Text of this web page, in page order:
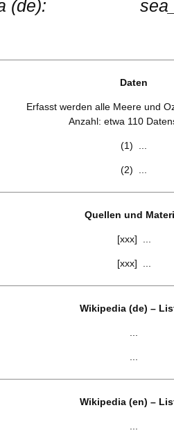
(de):
Daten
Erfasst werden alle Meere und
Anzahl: etwa 110
(1) ...
(2) ...
Quellen und
[xxx] ...
[xxx] ...
Wikipedia (de) –
Wikipedia (en) –